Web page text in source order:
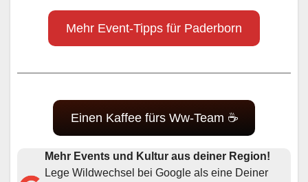
Mehr Event-Tipps für Paderborn
Einen Kaffee fürs Ww-Team ☕
Mehr Events und Kultur aus deiner Region!
Lege Wildwechsel bei Google als eine Deiner